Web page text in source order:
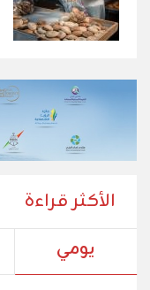
الأكثر قراءة
يومي